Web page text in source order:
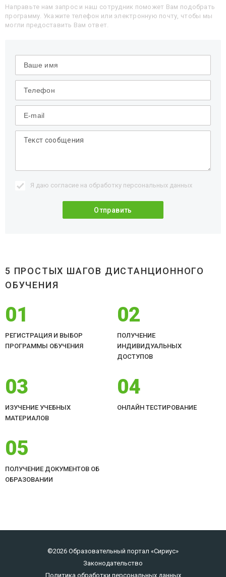
Направьте нам запрос и наш сотрудник поможет Вам подобрать
программу. Укажите телефон или электронную почту, чтобы мы
могли предоставить Вам ответ.
Я даю согласие на обработку персональных данных
5 ПРОСТЫХ ШАГОВ ДИСТАНЦИОННОГО
ОБУЧЕНИЯ
01
РЕГИСТРАЦИЯ И ВЫБОР
ПРОГРАММЫ ОБУЧЕНИЯ
02
ПОЛУЧЕНИЕ
ИНДИВИДУАЛЬНЫХ
ДОСТУПОВ
03
ИЗУЧЕНИЕ УЧЕБНЫХ
МАТЕРИАЛОВ
04
ОНЛАЙН ТЕСТИРОВАНИЕ
05
ПОЛУЧЕНИЕ ДОКУМЕНТОВ ОБ
ОБРАЗОВАНИИ
©2026 Образовательный портал «Сириус»
Законодательство
Политика обработки персональных данных